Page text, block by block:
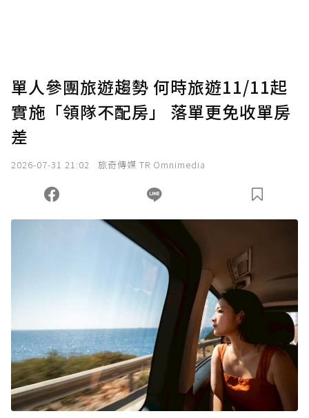
確認送出
您當前剩餘 U 利點數：0點；前往 購買點數
單人參團旅遊趨勢 何時旅遊11/11起
實施「領隊不配房」 落單更免收單房
差
2026-07-31 21:02 旅奇傳媒 TR Omnimedia